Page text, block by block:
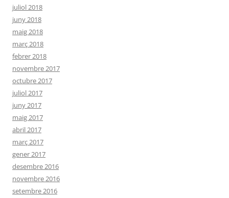
juliol 2018
juny 2018
maig 2018
març 2018
febrer 2018
novembre 2017
octubre 2017
juliol 2017
juny 2017
maig 2017
abril 2017
març 2017
gener 2017
desembre 2016
novembre 2016
setembre 2016